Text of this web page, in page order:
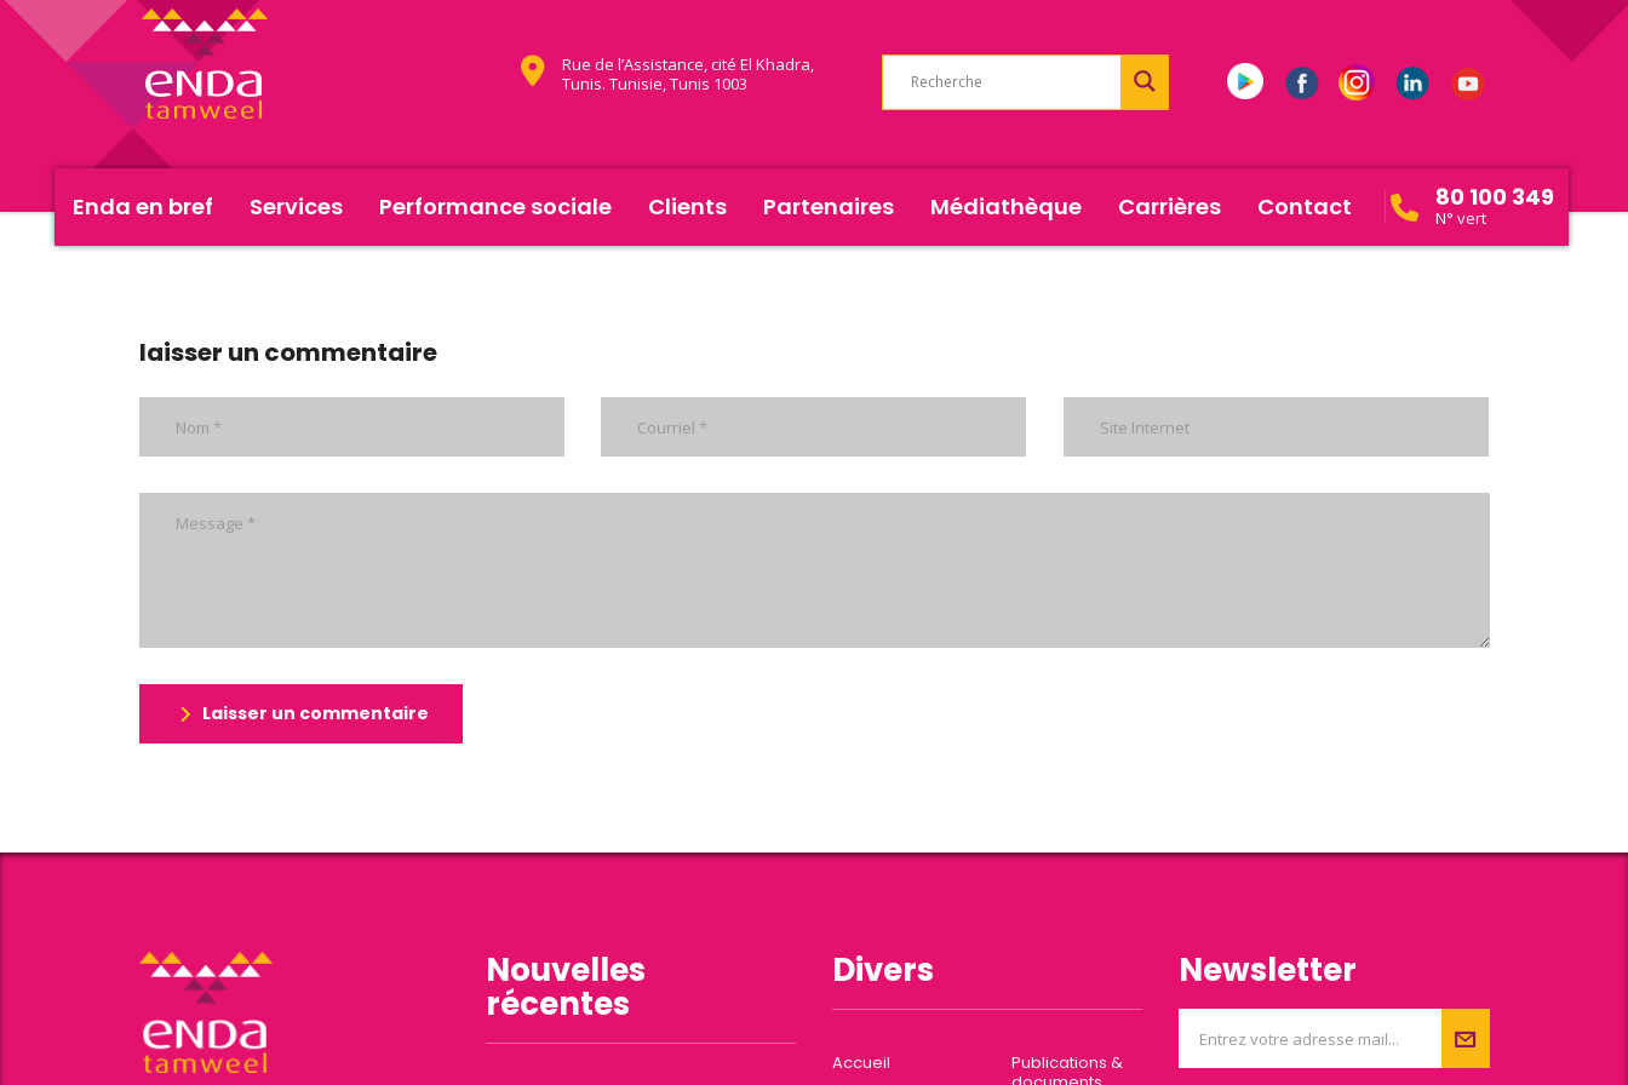
Rue de l’Assistance, cité El Khadra,
Tunis. Tunisie, Tunis 1003
Enda en bref Services Performance sociale Clients Partenaires Médiathèque Carrières Contact 80 100 349
N° vert
laisser un commentaire
Laisser un commentaire
Nouvelles
récentes
Divers
Accueil
Publications &
Newsletter